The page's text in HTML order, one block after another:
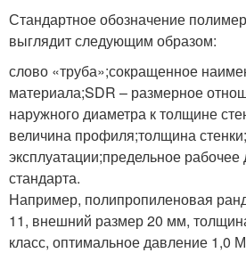
Стандартное обозначение
выглядит следующим образом:
слово «труба»;сокращенное
материала;SDR – размерное
наружного диаметра к толщине
величина профиля;толщина
эксплуатации;предельное
стандарта.
Например, полипропиленовая
11, внешний размер 20 мм,
класс, оптимальное давление 1,0